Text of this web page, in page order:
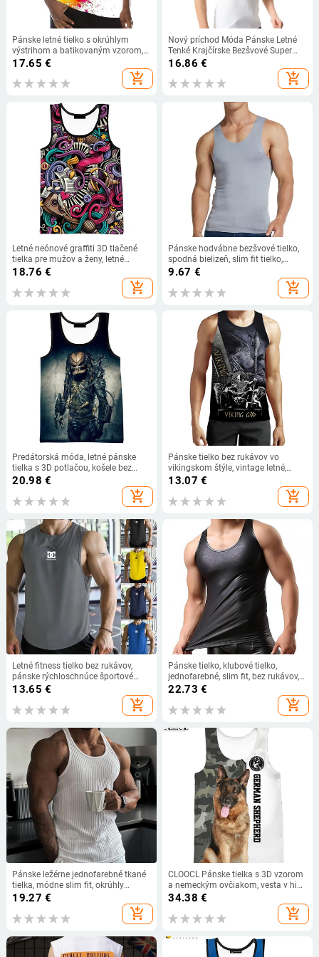
Pánske letné tielko s okrúhlym
výstrihom a batikovaným vzorom,
street style, 3D gradientová potlač,
voľné ležérne tielko, veľkosť 6XL
17.65 €
add_shopping_cart
Nový príchod Móda Pánske Letné
Tenké Krajčírske Bezšvové Super
Veľké Elastické Bavlnené
Bezrukávové Voľné Pletené Vesta
Plus Veľkosť XL-7XL
16.86 €
add_shopping_cart
Letné neónové graffiti 3D tlačené
tielka pre mužov a ženy, letné
ležérne štýlové tričká bez rukávov,
hip hop, streetwear, nadrozmerné
topy, tričká
18.76 €
add_shopping_cart
Pánske hodvábne bezšvové tielko,
spodná bielizeň, slim fit tielko,
košele, mužské tvarujúce telo,
fitness bez rukávov, bežecké tielko
9.67 €
add_shopping_cart
Predátorská móda, letné pánske
tielka s 3D potlačou, košele bez
rukávov, jarné Harajuku, osobnosti,
20.98 €
add_shopping_cart
Pánske tielko bez rukávov vo
vikingskom štýle, vintage letné,
gotické, s 3D potlačou, pánska
vesta, 6XL, plus veľkosť, pánske
oblečenie, voľné, ležérne, športové
13.07 €
add_shopping_cart
Letné fitness tielko bez rukávov,
pánske rýchloschnúce športové
módne tričko, basketbalové
joggingové tielko
13.65 €
add_shopping_cart
Pánske tielko, klubové tielko,
jednofarebné, slim fit, bez rukávov,
výstrih do O, umelá koža, plus
veľkosť, klubové tielko, pánske
oblečenie
22.73 €
add_shopping_cart
Pánske ležérne jednofarebné tkané
tielka, módne slim fit, okrúhly
výstrih, bez rukávov, vesta pre
pánske športové tréningy, fitness,
rebrované topy
19.27 €
add_shopping_cart
CLOOCL Pánske tielka s 3D vzorom
a nemeckým ovčiakom, vesta v hip-
hopovom štýle, streetwear, móda,
34.38 €
add_shopping_cart